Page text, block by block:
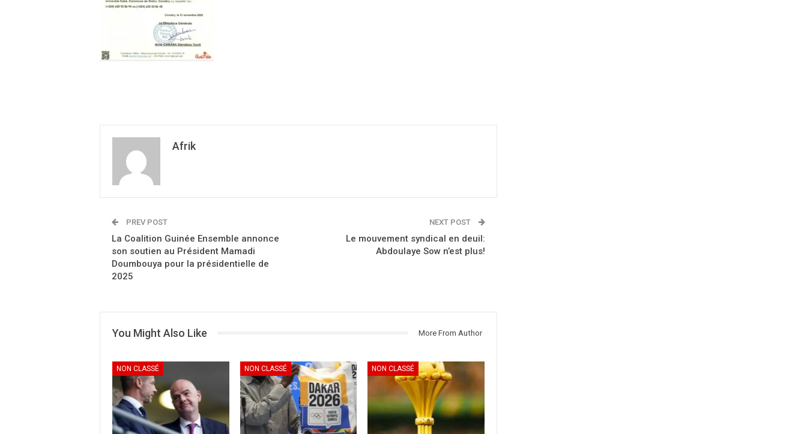
Afrik
PREV POST
La Coalition Guinée Ensemble annonce
son soutien au Président Mamadi
Doumbouya pour la présidentielle de
2025
NEXT POST
Le mouvement syndical en deuil:
Abdoulaye Sow n’est plus!
You Might Also Like More From Author
NON CLASSÉ NON CLASSÉ NON CLASSÉ